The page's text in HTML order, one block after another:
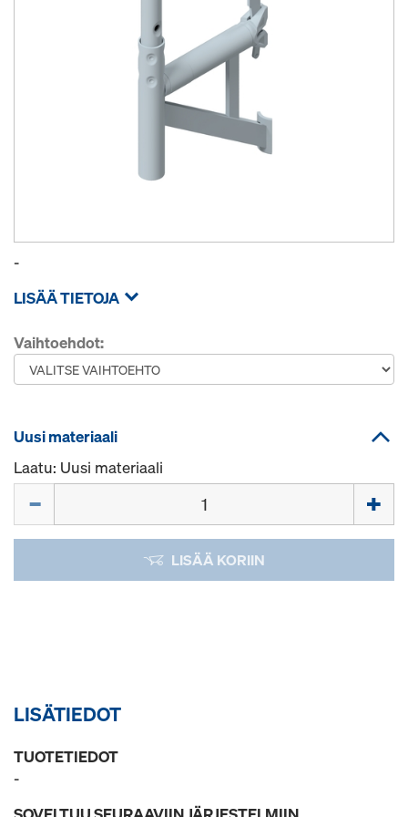
-
LISÄÄ TIETOJA
Vaihtoehdot:
Uusi materiaali
Laatu: Uusi materiaali
LISÄÄ KORIIN
LISÄTIEDOT
TUOTETIEDOT
-